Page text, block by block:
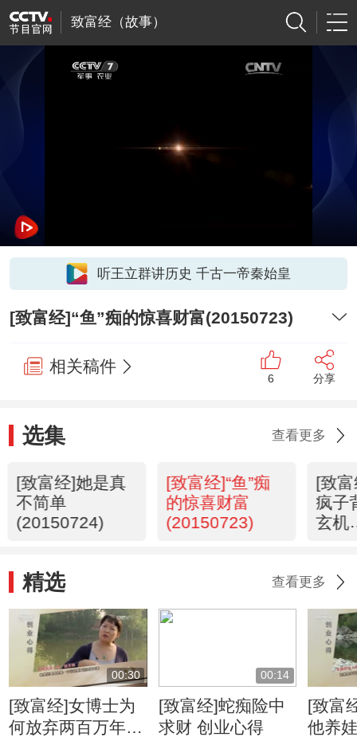
致富经（故事）
听王立群讲历史 千古一帝秦始皇
[致富经]“鱼”痴的惊喜财富(20150723)
相关稿件
6 分享
选集 查看更多
[致富经]她是真
不简单
(20150724)
[致富经]“鱼”痴
的惊喜财富
(20150723)
[致
疯子
玄机
精选 查看更多
00:30
[致富经]女博士为
何放弃两百万年薪
00:14
[致富经]蛇痴险中
求财 创业心得
[致富
他养